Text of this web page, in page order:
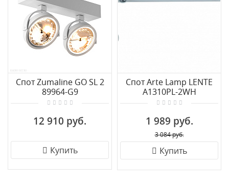
Спот Zumaline GO SL 2
89964-G9
12 910 руб.
Купить
Спот Arte Lamp LENTE
A1310PL-2WH
1 989 руб.
3 084 руб.
Купить